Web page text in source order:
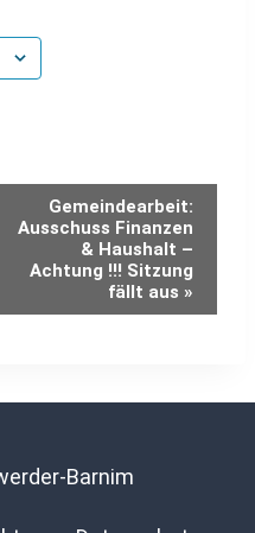
Gemeindearbeit:
Ausschuss Finanzen
& Haushalt –
Achtung !!! Sitzung
fällt aus »
Barnim